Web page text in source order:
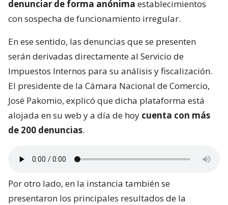
denunciar de forma anónima establecimientos
con sospecha de funcionamiento irregular.
En ese sentido, las denuncias que se presenten
serán derivadas directamente al Servicio de
Impuestos Internos para su análisis y fiscalización.
El presidente de la Cámara Nacional de Comercio,
José Pakomio, explicó que dicha plataforma está
alojada en su web y a día de hoy cuenta con más
de 200 denuncias.
Por otro lado, en la instancia también se
presentaron los principales resultados de la